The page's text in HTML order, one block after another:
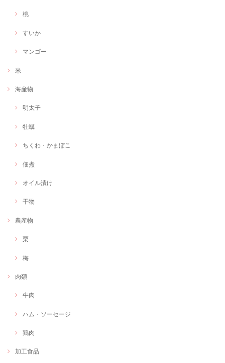
桃
すいか
マンゴー
米
海産物
明太子
牡蠣
ちくわ・かまぼこ
佃煮
オイル漬け
干物
農産物
栗
梅
肉類
牛肉
ハム・ソーセージ
鶏肉
加工食品